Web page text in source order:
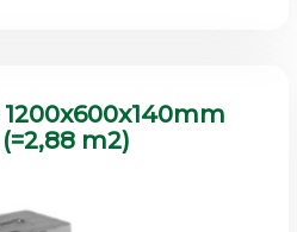
m2)